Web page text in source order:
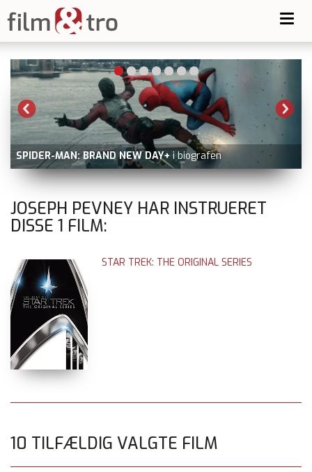
SPIDER-MAN: BRAND NEW DAY+ i biografen
JOSEPH PEVNEY HAR INSTRUERET
DISSE 1 FILM:
STAR TREK: THE ORIGINAL SERIES
10 TILFÆLDIG VALGTE FILM